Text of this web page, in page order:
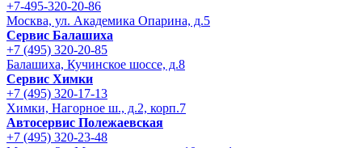
+7-495-320-20-86
Москва, ул. Академика Опарина, д.5
Сервис Балашиха
+7 (495) 320-20-85
Балашиха, Кучинское шоссе, д.8
Сервис Химки
+7 (495) 320-17-13
Химки, Нагорное ш., д.2, корп.7
Автосервис Полежаевская
+7 (495) 320-23-48